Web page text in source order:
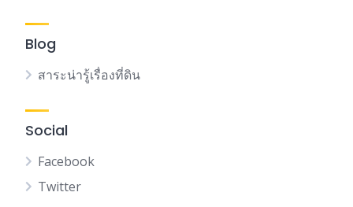
Blog
สาระน่ารู้เรื่องที่ดิน
Social
Facebook
Twitter